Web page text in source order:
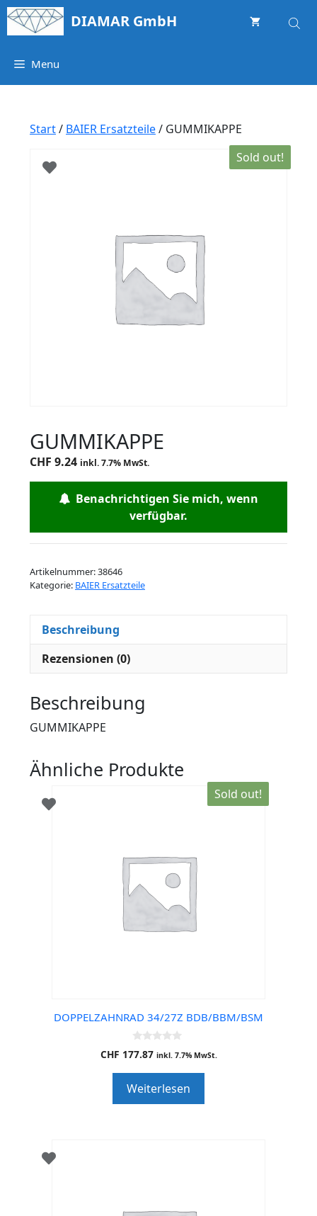
Springe
zum
DIAMAR GmbH
Menu
Start/ BAIER Ersatzteile/ GUMMIKAPPE
Sold out!
GUMMIKAPPE
CHF 9.24 inkl. 7.7% MwSt.
Benachrichtigen Sie mich, wenn
verfügbar.
Artikelnummer:38646
Kategorie: BAIER Ersatzteile
Beschreibung
Rezensionen (0)
Beschreibung
GUMMIKAPPE
Ähnliche Produkte
Sold out!
DOPPELZAHNRAD 34/27Z BDB/BBM/BSM
0
o
o
f
5
CHF 177.87 inkl. 7.7% MwSt.
Weiterlesen